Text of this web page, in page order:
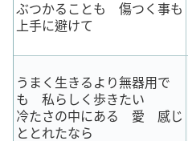
ぶつかることも 傷つく事も
上手に避けて
うまく生きるより無器用で
も 私らしく歩きたい
冷たさの中にある 愛 感じ
ととれたなら